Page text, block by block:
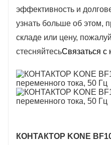
эффективность и
узнать больше об этом,
складе или цену,
стесняйтесьСвязаться с
КОНТАКТОР KONE